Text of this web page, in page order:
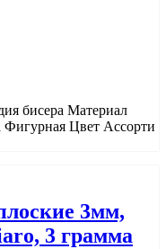
бисера Материал
Цвет Ассорти
3мм,
3 грамма